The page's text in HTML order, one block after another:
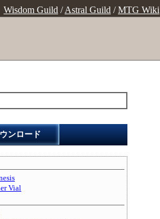
Wisdom Guild /Astral Guild /MTG Wiki
ンロード
Vial